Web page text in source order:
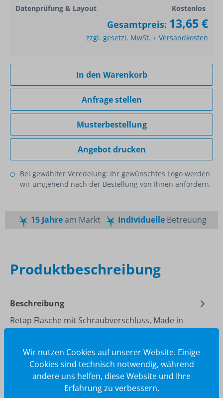
Datenprüfung & Layout
Kostenlos
Gesamtpreis: 13,65 €
zzgl. gesetzl. MwSt. + Versandkosten
In den Warenkorb
Anfrage stellen
Musterbestellung
Angebot drucken
Bei gewählter Veredelung: Ihr gewünschtes Logo werden
wir umgehend nach der Bestellung von Ihnen anfordern.
15 Jahream Markt IndividuelleBetreuung
Produktbeschreibung
Beschreibung
Retap Flasche mit Schraubverschluss, Made in
Wir nutzen Cookies auf unserer Website. Einige
Cookies sind technisch notwendig, während
andere uns helfen, diese Website und Ihre
Erfahrung zu verbessern.